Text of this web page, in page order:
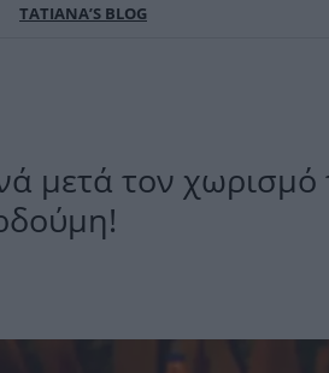
TATIANA’S BLOG
μετά τον χωρισμό